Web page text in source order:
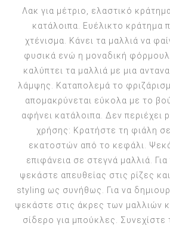
Λακ για μέτριο, ελαστικό
κατάλοιπα. Ευέλικτο κράτημα
χτένισμα. Κάνει τα μαλλιά να
φυσικά ενώ η μοναδική
καλύπτει τα μαλλιά με μια
λάμψης. Καταπολεμά το
απομακρύνεται εύκολα με το
αφήνει κατάλοιπα. Δεν περιέχει
χρήσης: Κρατήστε τη φιάλη
εκατοστών από το κεφάλι.
επιφάνεια σε στεγνά μαλλιά.
ψεκάστε απευθείας στις ρίζες
styling ως συνήθως. Για να
ψεκάστε στις άκρες των μαλλιών
σίδερο για μπούκλες. Συνεχίστε